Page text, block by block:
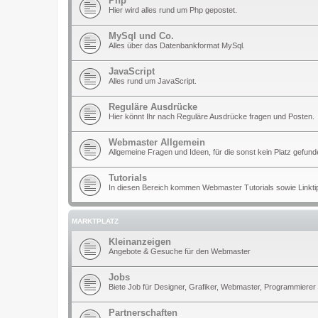
Hier wird alles rund um Php gepostet.
MySql und Co.
Alles über das Datenbankformat MySql.
JavaScript
Alles rund um JavaScript.
Reguläre Ausdrücke
Hier könnt Ihr nach Reguläre Ausdrücke fragen und Posten.
Webmaster Allgemein
Allgemeine Fragen und Ideen, für die sonst kein Platz
Tutorials
In diesen Bereich kommen Webmaster Tutorials sowie
MARKTPLATZ
Kleinanzeigen
Angebote & Gesuche für den Webmaster
Jobs
Biete Job für Designer, Grafiker, Webmaster,
Partnerschaften